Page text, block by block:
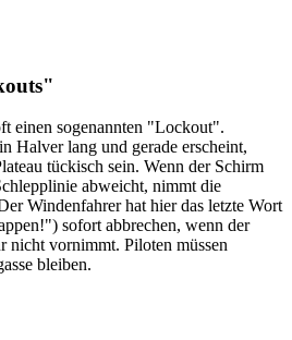
einen sogenannten "Lockout".
Halver lang und gerade erscheint,
tückisch sein. Wenn der Schirm
abweicht, nimmt die
Windenfahrer hat hier das letzte Wort
sofort abbrechen, wenn der
nicht vornimmt. Piloten müssen
bleiben.